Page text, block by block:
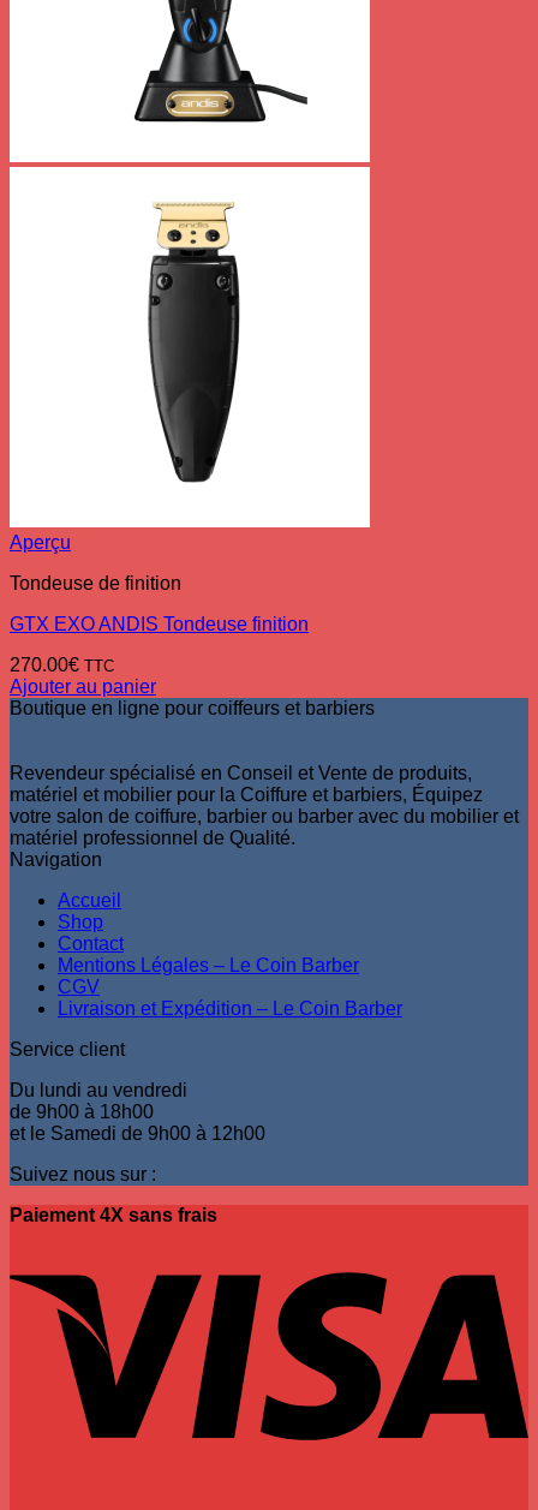
Aperçu
Tondeuse de finition
GTX EXO ANDIS Tondeuse finition
270.00€ TTC
Ajouter au panier
Boutique en ligne pour coiffeurs et barbiers
Revendeur spécialisé en Conseil et Vente de produits,
matériel et mobilier pour la Coiffure et barbiers, Équipez
votre salon de coiffure, barbier ou barber avec du mobilier et
matériel professionnel de Qualité.
Navigation
Accueil
Shop
Contact
Mentions Légales – Le Coin Barber
CGV
Livraison et Expédition – Le Coin Barber
Service client
Du lundi au vendredi
de 9h00 à 18h00
et le Samedi de 9h00 à 12h00
Suivez nous sur :
Paiement 4X sans frais